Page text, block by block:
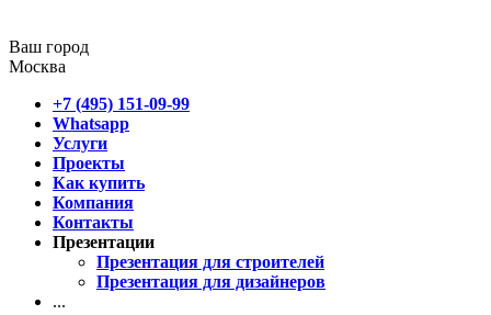
Ваш город
Москва
+7 (495) 151-09-99
Whatsapp
Услуги
Проекты
Как купить
Компания
Контакты
Презентации
Презентация для строителей
Презентация для дизайнеров
...